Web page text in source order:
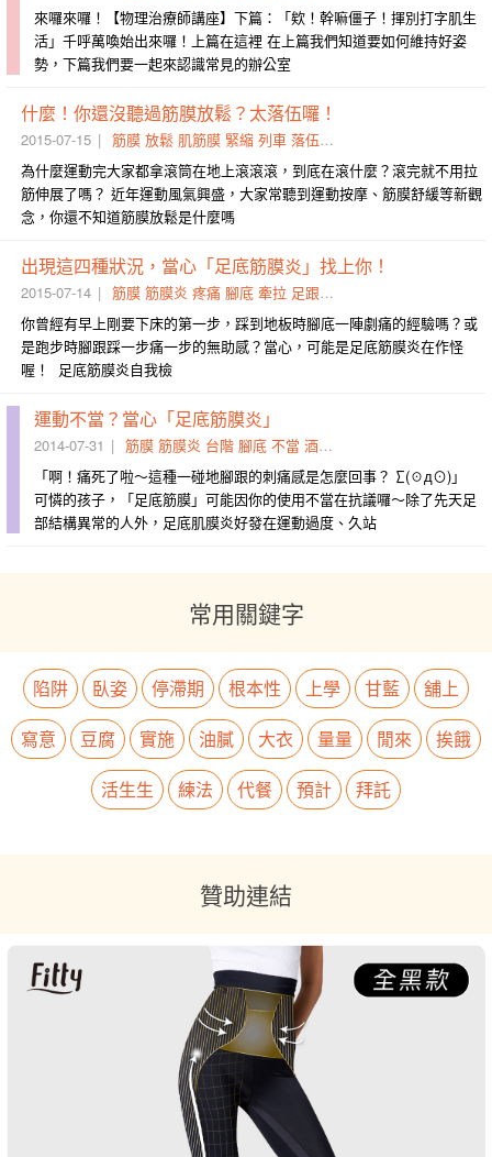
來囉來囉！【物理治療師講座】下篇：「欸！幹嘛僵子！揮別打字肌生
活」千呼萬喚始出來囉！上篇在這裡 在上篇我們知道要如何維持好姿
勢，下篇我們要一起來認識常見的辦公室
什麼！你還沒聽過筋膜放鬆？太落伍囉！
2015-07-15 筋膜 放鬆 肌筋膜 緊縮 列車 落伍 治療師
為什麼運動完大家都拿滾筒在地上滾滾滾，到底在滾什麼？滾完就不用拉
筋伸展了嗎？ 近年運動風氣興盛，大家常聽到運動按摩、筋膜舒緩等新觀
念，你還不知道筋膜放鬆是什麼嗎
出現這四種狀況，當心「足底筋膜炎」找上你！
2015-07-14 筋膜 筋膜炎 疼痛 腳底 牽拉 足跟 找上
你曾經有早上剛要下床的第一步，踩到地板時腳底一陣劇痛的經驗嗎？或
是跑步時腳跟踩一步痛一步的無助感？當心，可能是足底筋膜炎在作怪
喔！ 足底筋膜炎自我檢
運動不當？當心「足底筋膜炎」
2014-07-31 筋膜 筋膜炎 台階 腳底 不當 酒瓶
「啊！痛死了啦～這種一碰地腳跟的刺痛感是怎麼回事？ ∑(☉д⊙)」
可憐的孩子，「足底筋膜」可能因你的使用不當在抗議囉～除了先天足
部結構異常的人外，足底肌膜炎好發在運動過度、久站
常用關鍵字
陷阱 臥姿 停滯期 根本性 上學 甘藍
舖上
寫意
豆腐 實施 油膩 大衣 量量 閒來
挨餓
活生生
練法 代餐 預計 拜託
贊助連結